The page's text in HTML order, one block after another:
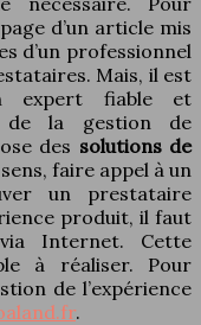
d’un article mis
d’un professionnel
Mais, il est
expert fiable et
de la gestion de
des solutions de
faire appel à un
un prestataire
produit, il faut
Internet. Cette
à réaliser. Pour
de l’expérience
.